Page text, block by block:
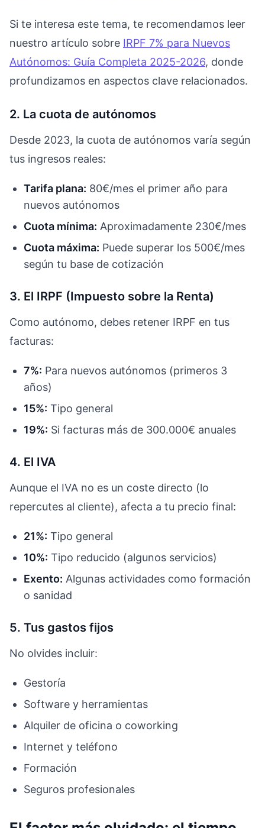
Si te interesa este tema, te recomendamos leer
nuestro artículo sobre IRPF 7% para Nuevos
Autónomos: Guía Completa 2025-2026, donde
profundizamos en aspectos clave relacionados.
2. La cuota de autónomos
Desde 2023, la cuota de autónomos varía según
tus ingresos reales:
Tarifa plana: 80€/mes el primer año para
nuevos autónomos
Cuota mínima: Aproximadamente 230€/mes
Cuota máxima: Puede superar los 500€/mes
según tu base de cotización
3. El IRPF (Impuesto sobre la Renta)
Como autónomo, debes retener IRPF en tus
facturas:
7%: Para nuevos autónomos (primeros 3
años)
15%: Tipo general
19%: Si facturas más de 300.000€ anuales
4. El IVA
Aunque el IVA no es un coste directo (lo
repercutes al cliente), afecta a tu precio final:
21%: Tipo general
10%: Tipo reducido (algunos servicios)
Exento: Algunas actividades como formación
o sanidad
5. Tus gastos fijos
No olvides incluir:
Gestoría
Software y herramientas
Alquiler de oficina o coworking
Internet y teléfono
Formación
Seguros profesionales